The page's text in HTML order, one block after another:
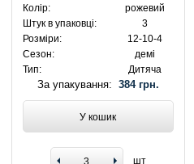
Колір:
рожевий
Штук в упаковці:
3
Розміри:
12-10-4
Сезон:
демі
Тип:
Дитяча
За упакування: 384 грн.
У кошик
шт